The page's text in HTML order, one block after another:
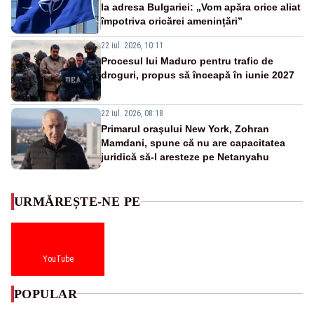
la adresa Bulgariei: „Vom apăra orice aliat
împotriva oricărei amenințări”
22 iul. 2026, 10:11
Procesul lui Maduro pentru trafic de
droguri, propus să înceapă în iunie 2027
22 iul. 2026, 08:18
Primarul oraşului New York, Zohran
Mamdani, spune că nu are capacitatea
juridică să-l aresteze pe Netanyahu
URMĂREȘTE-NE PE
YouTube
POPULAR